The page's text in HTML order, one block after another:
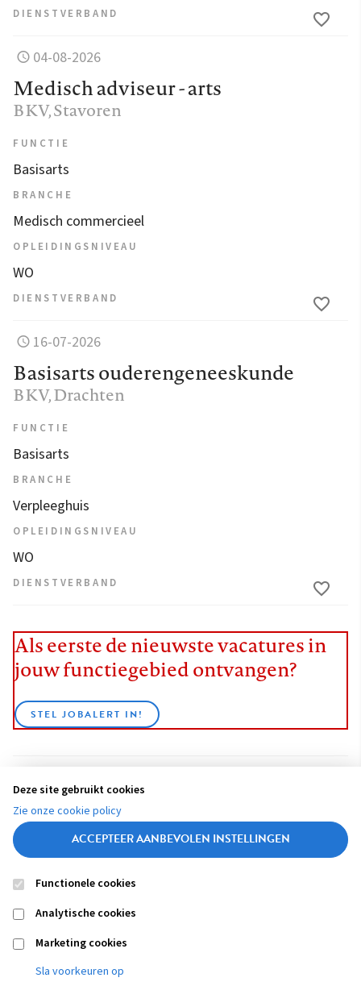
DIENSTVERBAND
04-08-2026
Medisch adviseur - arts
BKV, Stavoren
FUNCTIE
Basisarts
BRANCHE
Medisch commercieel
OPLEIDINGSNIVEAU
WO
DIENSTVERBAND
16-07-2026
Basisarts ouderengeneeskunde
BKV, Drachten
FUNCTIE
Basisarts
BRANCHE
Verpleeghuis
OPLEIDINGSNIVEAU
WO
DIENSTVERBAND
Als eerste de nieuwste vacatures in
jouw functiegebied ontvangen?
STEL JOBALERT IN!
BEKIJK ALLE VACATURES
Footer
navigation
Deze site gebruikt cookies
Zie onze cookie policy
ACCEPTEER AANBEVOLEN INSTELLINGEN
Functionele cookies
Analytische cookies
Marketing cookies
Sla voorkeuren op